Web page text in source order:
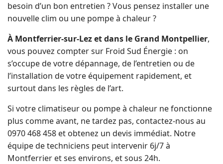
besoin d’un bon entretien ? Vous pensez installer une
nouvelle clim ou une pompe à chaleur ?
À Montferrier-sur-Lez et dans le Grand Montpellier,
vous pouvez compter sur Froid Sud Énergie : on
s’occupe de votre dépannage, de l’entretien ou de
l’installation de votre équipement rapidement, et
surtout dans les règles de l’art.
Si votre climatiseur ou pompe à chaleur ne fonctionne
plus comme avant, ne tardez pas, contactez-nous au
0970 468 458 et obtenez un devis immédiat. Notre
équipe de techniciens peut intervenir 6j/7 à
Montferrier et ses environs, et sous 24h.